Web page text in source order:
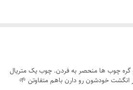
گره چوب ها منحصر به فردن. چوب یک متریال
انگشت خودشون رو دارن باهم متفاوتن 🌱